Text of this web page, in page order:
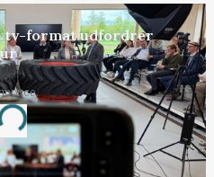
tv-format udfordrer